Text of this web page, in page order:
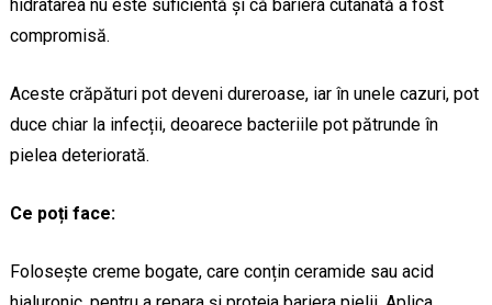
hidratarea nu este suficientă și că bariera cutanată a fost
compromisă.
Aceste crăpături pot deveni dureroase, iar în unele cazuri, pot
duce chiar la infecții, deoarece bacteriile pot pătrunde în
pielea deteriorată.
Ce poți face:
Folosește creme bogate, care conțin ceramide sau acid